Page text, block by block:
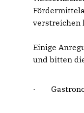
Einige
und bitten
·